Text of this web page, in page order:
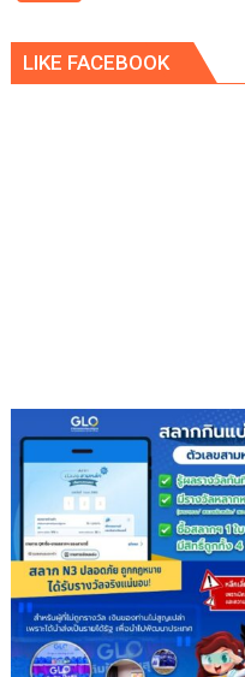
LIKE FACEBOOK